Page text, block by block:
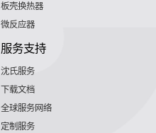
板壳换热器
微反应器
服务支持
沈氏服务
下载文档
全球服务网络
定制服务